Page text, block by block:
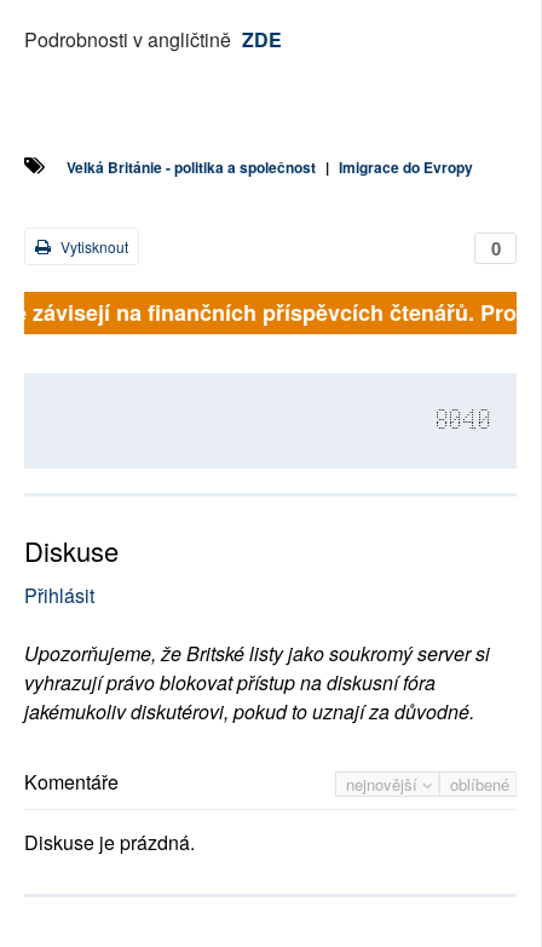
Podrobnosti v angličtině ZDE
Velká Británie - politika a společnost | Imigrace do Evropy
0
Vytisknout
závisejí na finančních příspěvcích čtenářů.
8040
Diskuse
Přihlásit
Upozorňujeme, že Britské listy jako soukromý server si
vyhrazují právo blokovat přístup na diskusní fóra
jakémukoliv diskutérovi, pokud to uznají za důvodné.
nejnovější oblíbené
Komentáře
Diskuse je prázdná.